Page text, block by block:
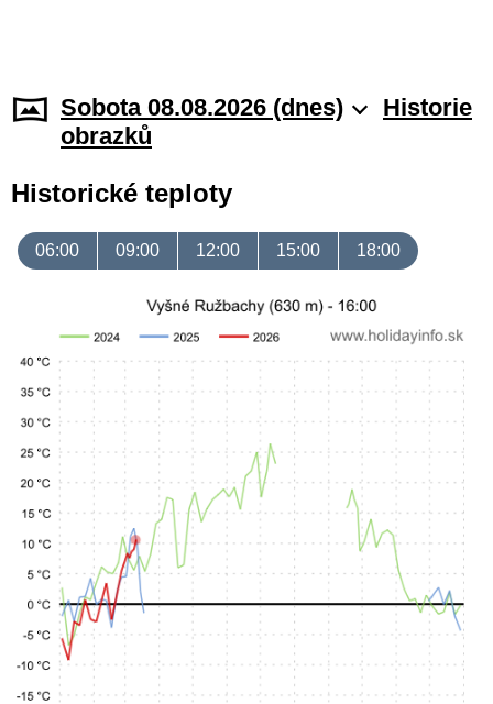
Sobota 08.08.2026 (dnes)
Historie
obrazků
Historické teploty
06:00 09:00 12:00 15:00 18:00